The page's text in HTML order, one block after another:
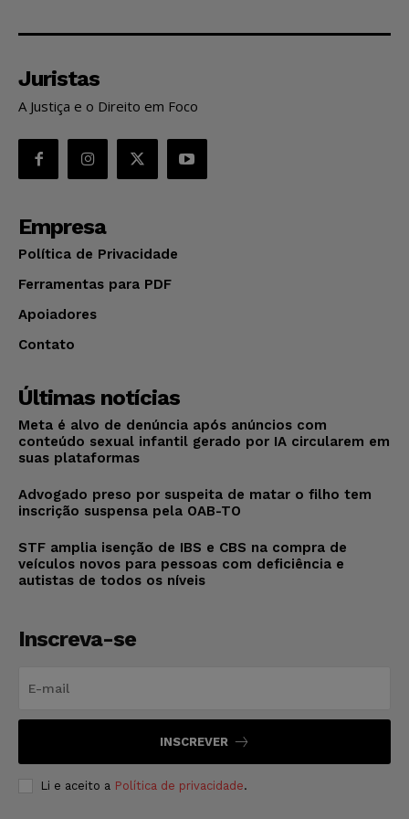
Juristas
A Justiça e o Direito em Foco
Empresa
Política de Privacidade
Ferramentas para PDF
Apoiadores
Contato
Últimas notícias
Meta é alvo de denúncia após anúncios com
conteúdo sexual infantil gerado por IA circularem em
suas plataformas
Advogado preso por suspeita de matar o filho tem
inscrição suspensa pela OAB-TO
STF amplia isenção de IBS e CBS na compra de
veículos novos para pessoas com deficiência e
autistas de todos os níveis
Inscreva-se
INSCREVER
Li e aceito a Política de privacidade.